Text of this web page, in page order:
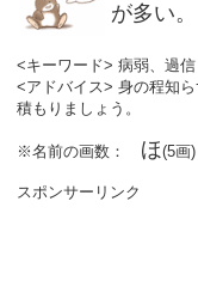
が多い。
<キーワード> 病弱、過信
<アドバイス> 身の程知
積もりましょう。
※名前の画数： ほ(5画
スポンサーリンク